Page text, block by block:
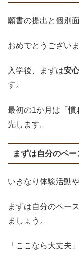
願書の提出と個別
おめでとうございま
入学後、まずは安
す。
最初の1か月は「慣
先します。
まずは自分のペ
いきなり体験活動
まずは自分のペー
ましょう。
「ここなら大丈夫